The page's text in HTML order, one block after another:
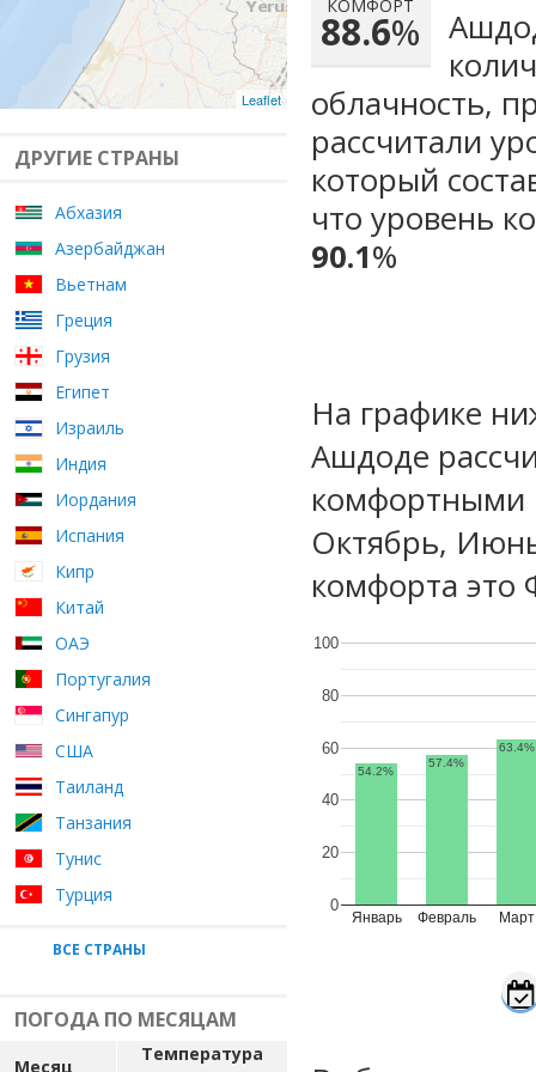
Leaflet
ДРУГИЕ СТРАНЫ
Абхазия
Азербайджан
Вьетнам
Греция
Грузия
Египет
Израиль
Индия
Иордания
Испания
Кипр
Китай
ОАЭ
Португалия
Сингапур
США
Таиланд
Танзания
Тунис
Турция
ВСЕ СТРАНЫ
ПОГОДА ПО МЕСЯЦАМ
Месяц
Температура
КОМФОРТ
88.6%
облачность,
рассчитали
который
что уровень
90.1%
На графике
Ашдоде
комфортными
Октябрь,
комфорта это
Январь Февраль Март
0
20
40
60
80
100
54.2%
57.4%
63.4%